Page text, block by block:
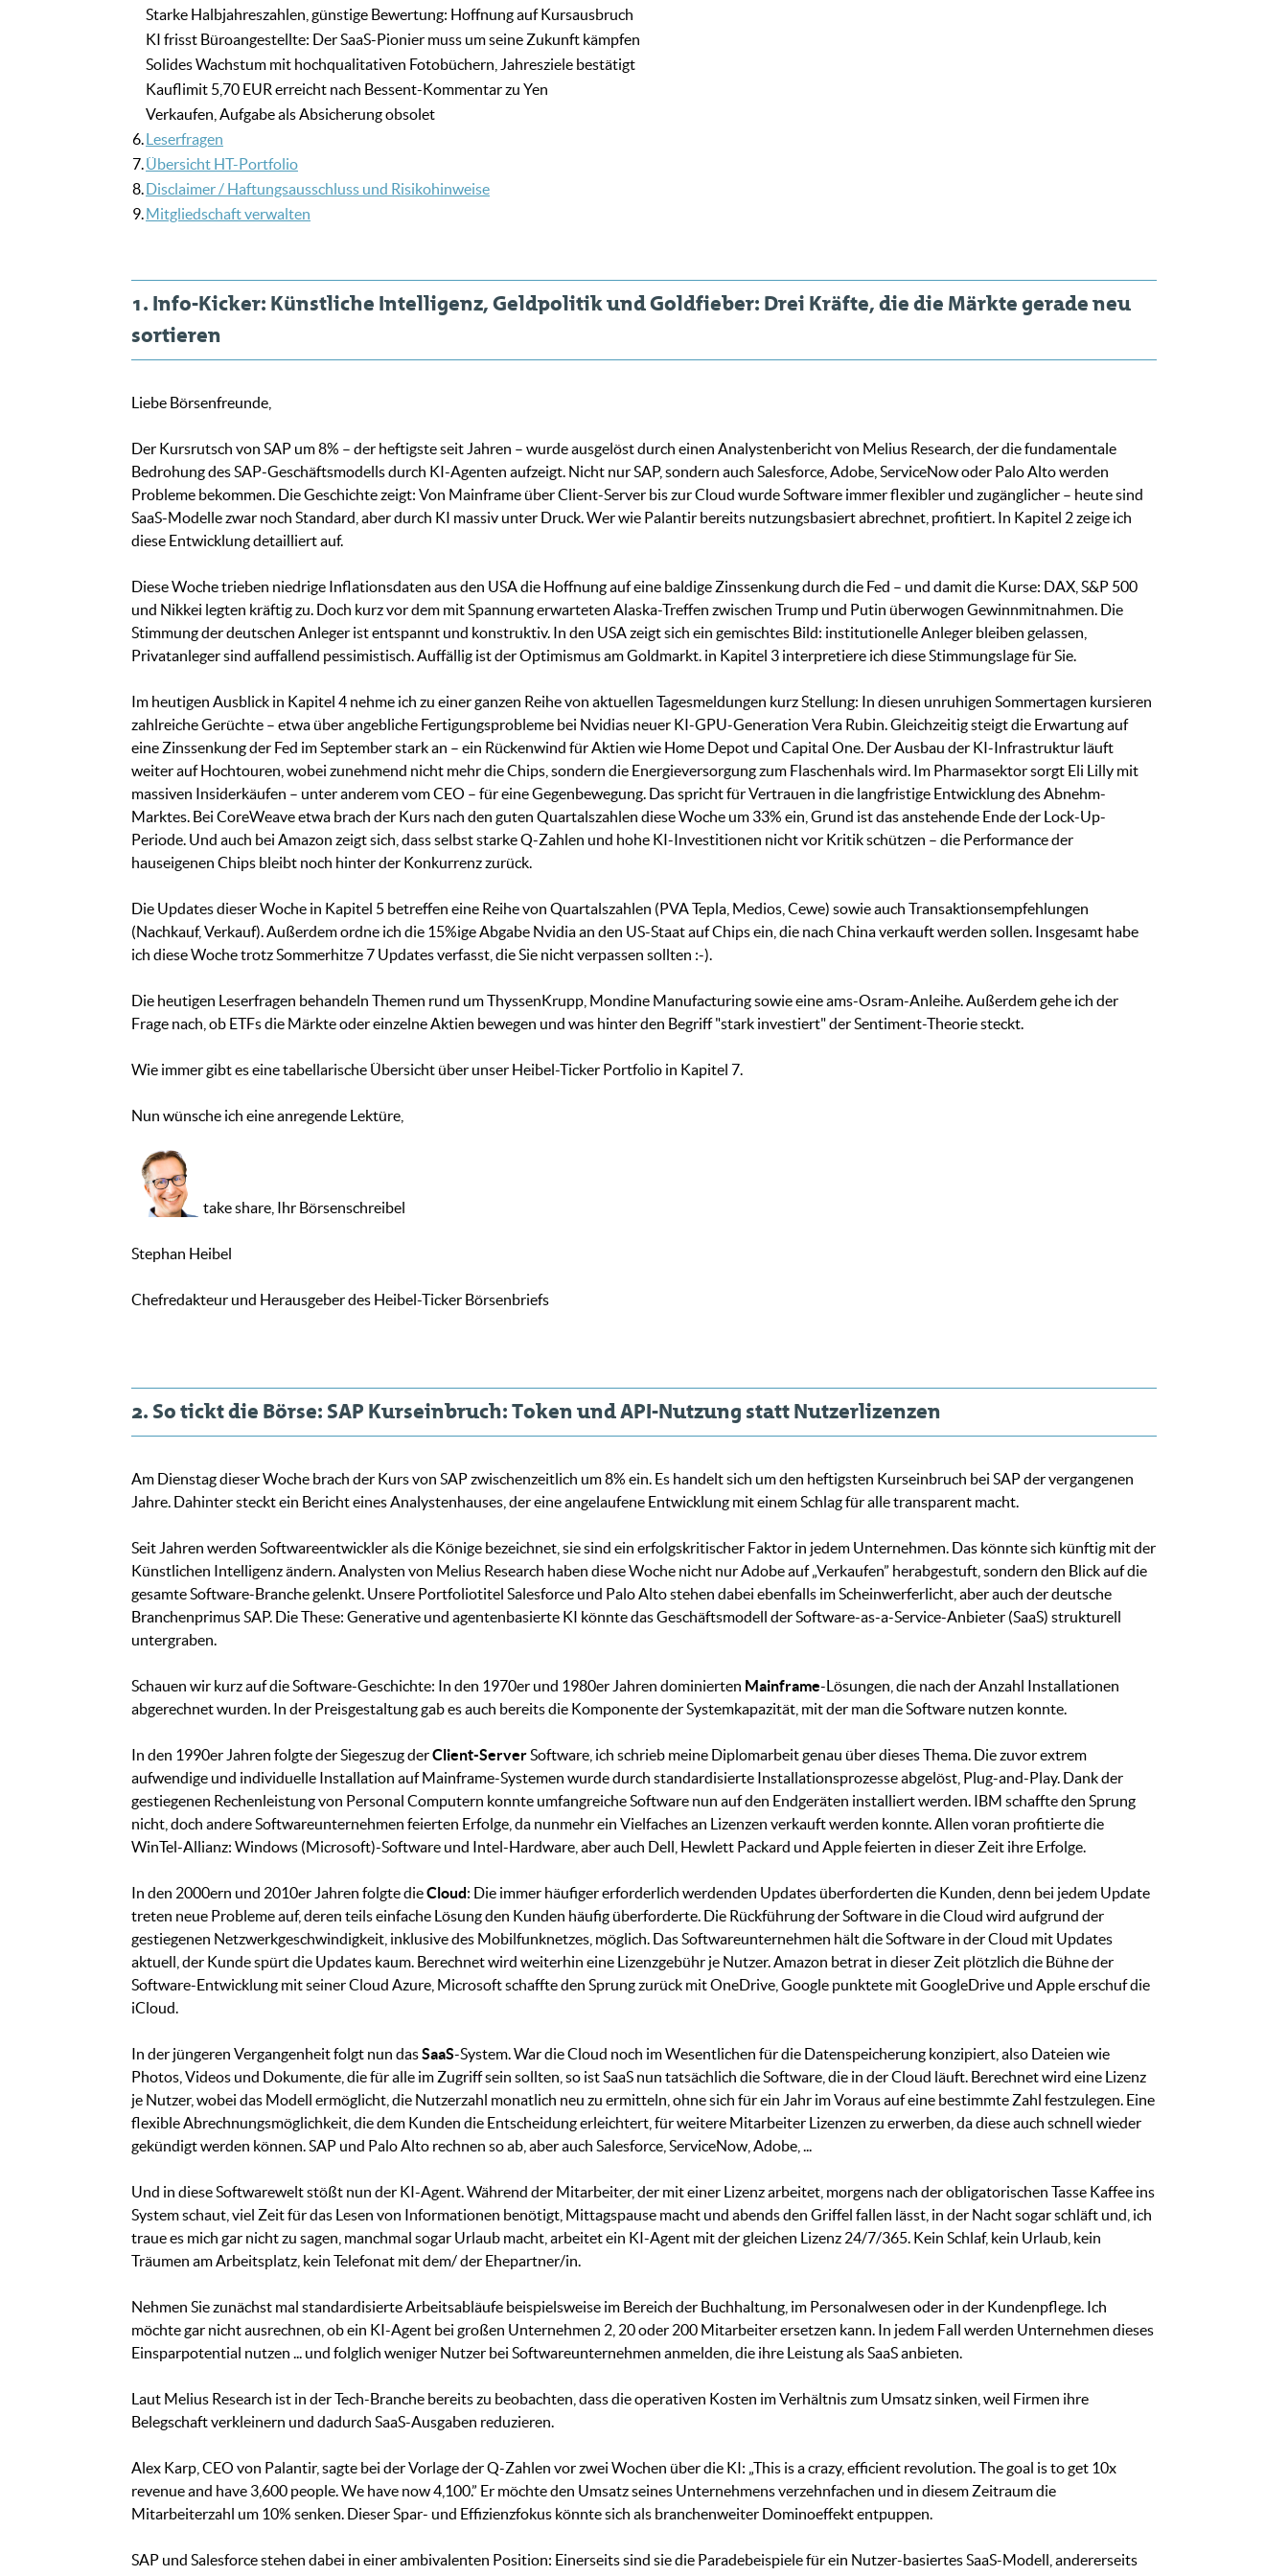
Starke Halbjahreszahlen, günstige Bewertung: Hoffnung auf Kursausbruch
KI frisst Büroangestellte: Der SaaS-Pionier muss um seine Zukunft kämpfen
Solides Wachstum mit hochqualitativen Fotobüchern, Jahresziele bestätigt
Kauflimit 5,70 EUR erreicht nach Bessent-Kommentar zu Yen
Verkaufen, Aufgabe als Absicherung obsolet
6.Leserfragen
7.Übersicht HT-Portfolio
8.Disclaimer / Haftungsausschluss und Risikohinweise
9.Mitgliedschaft verwalten
1. Info-Kicker: Künstliche Intelligenz, Geldpolitik und Goldfieber: Drei Kräfte, die die Märkte gerade neu
sortieren
Liebe Börsenfreunde,
Der Kursrutsch von SAP um 8% – der heftigste seit Jahren – wurde ausgelöst durch einen Analystenbericht von Melius Research, der die fundamentale
Bedrohung des SAP-Geschäftsmodells durch KI-Agenten aufzeigt. Nicht nur SAP, sondern auch Salesforce, Adobe, ServiceNow oder Palo Alto werden
Probleme bekommen. Die Geschichte zeigt: Von Mainframe über Client-Server bis zur Cloud wurde Software immer flexibler und zugänglicher – heute sind
SaaS-Modelle zwar noch Standard, aber durch KI massiv unter Druck. Wer wie Palantir bereits nutzungsbasiert abrechnet, profitiert. In Kapitel 2 zeige ich
diese Entwicklung detailliert auf.
Diese Woche trieben niedrige Inflationsdaten aus den USA die Hoffnung auf eine baldige Zinssenkung durch die Fed – und damit die Kurse: DAX, S&P 500
und Nikkei legten kräftig zu. Doch kurz vor dem mit Spannung erwarteten Alaska-Treffen zwischen Trump und Putin überwogen Gewinnmitnahmen. Die
Stimmung der deutschen Anleger ist entspannt und konstruktiv. In den USA zeigt sich ein gemischtes Bild: institutionelle Anleger bleiben gelassen,
Privatanleger sind auffallend pessimistisch. Auffällig ist der Optimismus am Goldmarkt. in Kapitel 3 interpretiere ich diese Stimmungslage für Sie.
Im heutigen Ausblick in Kapitel 4 nehme ich zu einer ganzen Reihe von aktuellen Tagesmeldungen kurz Stellung: In diesen unruhigen Sommertagen kursieren
zahlreiche Gerüchte – etwa über angebliche Fertigungsprobleme bei Nvidias neuer KI-GPU-Generation Vera Rubin. Gleichzeitig steigt die Erwartung auf
eine Zinssenkung der Fed im September stark an – ein Rückenwind für Aktien wie Home Depot und Capital One. Der Ausbau der KI-Infrastruktur läuft
weiter auf Hochtouren, wobei zunehmend nicht mehr die Chips, sondern die Energieversorgung zum Flaschenhals wird. Im Pharmasektor sorgt Eli Lilly mit
massiven Insiderkäufen – unter anderem vom CEO – für eine Gegenbewegung. Das spricht für Vertrauen in die langfristige Entwicklung des Abnehm-
Marktes. Bei CoreWeave etwa brach der Kurs nach den guten Quartalszahlen diese Woche um 33% ein, Grund ist das anstehende Ende der Lock-Up-
Periode. Und auch bei Amazon zeigt sich, dass selbst starke Q-Zahlen und hohe KI-Investitionen nicht vor Kritik schützen – die Performance der
hauseigenen Chips bleibt noch hinter der Konkurrenz zurück.
Die Updates dieser Woche in Kapitel 5 betreffen eine Reihe von Quartalszahlen (PVA Tepla, Medios, Cewe) sowie auch Transaktionsempfehlungen
(Nachkauf, Verkauf). Außerdem ordne ich die 15%ige Abgabe Nvidia an den US-Staat auf Chips ein, die nach China verkauft werden sollen. Insgesamt habe
ich diese Woche trotz Sommerhitze 7 Updates verfasst, die Sie nicht verpassen sollten :-).
Die heutigen Leserfragen behandeln Themen rund um ThyssenKrupp, Mondine Manufacturing sowie eine ams-Osram-Anleihe. Außerdem gehe ich der
Frage nach, ob ETFs die Märkte oder einzelne Aktien bewegen und was hinter den Begriff "stark investiert" der Sentiment-Theorie steckt.
Wie immer gibt es eine tabellarische Übersicht über unser Heibel-Ticker Portfolio in Kapitel 7.
Nun wünsche ich eine anregende Lektüre,
take share, Ihr Börsenschreibel
Stephan Heibel
Chefredakteur und Herausgeber des Heibel-Ticker Börsenbriefs
2. So tickt die Börse: SAP Kurseinbruch: Token und API-Nutzung statt Nutzerlizenzen
Am Dienstag dieser Woche brach der Kurs von SAP zwischenzeitlich um 8% ein. Es handelt sich um den heftigsten Kurseinbruch bei SAP der vergangenen
Jahre. Dahinter steckt ein Bericht eines Analystenhauses, der eine angelaufene Entwicklung mit einem Schlag für alle transparent macht.
Seit Jahren werden Softwareentwickler als die Könige bezeichnet, sie sind ein erfolgskritischer Faktor in jedem Unternehmen. Das könnte sich künftig mit der
Künstlichen Intelligenz ändern. Analysten von Melius Research haben diese Woche nicht nur Adobe auf „Verkaufen” herabgestuft, sondern den Blick auf die
gesamte Software-Branche gelenkt. Unsere Portfoliotitel Salesforce und Palo Alto stehen dabei ebenfalls im Scheinwerferlicht, aber auch der deutsche
Branchenprimus SAP. Die These: Generative und agentenbasierte KI könnte das Geschäftsmodell der Software-as-a-Service-Anbieter (SaaS) strukturell
untergraben.
Schauen wir kurz auf die Software-Geschichte: In den 1970er und 1980er Jahren dominierten Mainframe-Lösungen, die nach der Anzahl Installationen
abgerechnet wurden. In der Preisgestaltung gab es auch bereits die Komponente der Systemkapazität, mit der man die Software nutzen konnte.
In den 1990er Jahren folgte der Siegeszug derClient-ServerSoftware, ich schrieb meine Diplomarbeit genau über dieses Thema. Die zuvor extrem
aufwendige und individuelle Installation auf Mainframe-Systemen wurde durch standardisierte Installationsprozesse abgelöst, Plug-and-Play. Dank der
gestiegenen Rechenleistung von Personal Computern konnte umfangreiche Software nun auf den Endgeräten installiert werden. IBM schaffte den Sprung
nicht, doch andere Softwareunternehmen feierten Erfolge, da nunmehr ein Vielfaches an Lizenzen verkauft werden konnte. Allen voran profitierte die
WinTel-Allianz: Windows (Microsoft)-Software und Intel-Hardware, aber auch Dell, Hewlett Packard und Apple feierten in dieser Zeit ihre Erfolge.
In den 2000ern und 2010er Jahren folgte dieCloud: Die immer häufiger erforderlich werdenden Updates überforderten die Kunden, denn bei jedem Update
treten neue Probleme auf, deren teils einfache Lösung den Kunden häufig überforderte. Die Rückführung der Software in die Cloud wird aufgrund der
gestiegenen Netzwerkgeschwindigkeit, inklusive des Mobilfunknetzes, möglich. Das Softwareunternehmen hält die Software in der Cloud mit Updates
aktuell, der Kunde spürt die Updates kaum. Berechnet wird weiterhin eine Lizenzgebühr je Nutzer. Amazon betrat in dieser Zeit plötzlich die Bühne der
Software-Entwicklung mit seiner Cloud Azure, Microsoft schaffte den Sprung zurück mit OneDrive, Google punktete mit GoogleDrive und Apple erschuf die
iCloud.
In der jüngeren Vergangenheit folgt nun dasSaaS-System. War die Cloud noch im Wesentlichen für die Datenspeicherung konzipiert, also Dateien wie
Photos, Videos und Dokumente, die für alle im Zugriff sein sollten, so ist SaaS nun tatsächlich die Software, die in der Cloud läuft. Berechnet wird eine Lizenz
je Nutzer, wobei das Modell ermöglicht, die Nutzerzahl monatlich neu zu ermitteln, ohne sich für ein Jahr im Voraus auf eine bestimmte Zahl festzulegen. Eine
flexible Abrechnungsmöglichkeit, die dem Kunden die Entscheidung erleichtert, für weitere Mitarbeiter Lizenzen zu erwerben, da diese auch schnell wieder
gekündigt werden können. SAP und Palo Alto rechnen so ab, aber auch Salesforce, ServiceNow, Adobe, ...
Und in diese Softwarewelt stößt nun der KI-Agent. Während der Mitarbeiter, der mit einer Lizenz arbeitet, morgens nach der obligatorischen Tasse Kaffee ins
System schaut, viel Zeit für das Lesen von Informationen benötigt, Mittagspause macht und abends den Griffel fallen lässt, in der Nacht sogar schläft und, ich
traue es mich gar nicht zu sagen, manchmal sogar Urlaub macht, arbeitet ein KI-Agent mit der gleichen Lizenz 24/7/365. Kein Schlaf, kein Urlaub, kein
Träumen am Arbeitsplatz, kein Telefonat mit dem/ der Ehepartner/in.
Nehmen Sie zunächst mal standardisierte Arbeitsabläufe beispielsweise im Bereich der Buchhaltung, im Personalwesen oder in der Kundenpflege. Ich
möchte gar nicht ausrechnen, ob ein KI-Agent bei großen Unternehmen 2, 20 oder 200 Mitarbeiter ersetzen kann. In jedem Fall werden Unternehmen dieses
Einsparpotential nutzen ... und folglich weniger Nutzer bei Softwareunternehmen anmelden, die ihre Leistung als SaaS anbieten.
Laut Melius Research ist in der Tech-Branche bereits zu beobachten, dass die operativen Kosten im Verhältnis zum Umsatz sinken, weil Firmen ihre
Belegschaft verkleinern und dadurch SaaS-Ausgaben reduzieren.
Alex Karp, CEO von Palantir, sagte bei der Vorlage der Q-Zahlen vor zwei Wochen über die KI: „This is a crazy, efficient revolution. The goal is to get 10x
revenue and have 3,600 people. We have now 4,100.” Er möchte den Umsatz seines Unternehmens verzehnfachen und in diesem Zeitraum die
Mitarbeiterzahl um 10% senken. Dieser Spar- und Effizienzfokus könnte sich als branchenweiter Dominoeffekt entpuppen.
SAP und Salesforce stehen dabei in einer ambivalenten Position: Einerseits sind sie die Paradebeispiele für ein Nutzer-basiertes SaaS-Modell, andererseits